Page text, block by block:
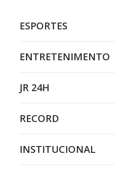
ESPORTES
ENTRETENIMENTO
JR 24H
RECORD
INSTITUCIONAL